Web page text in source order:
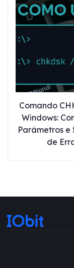
Comando
Windows:
Parâmetros e
de